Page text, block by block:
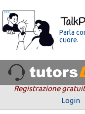
Parla
cuore.
Registrazione
Login